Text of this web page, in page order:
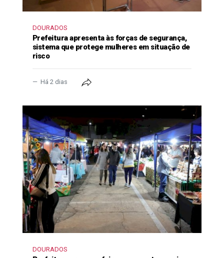
DOURADOS
Prefeitura apresenta às forças de segurança,
sistema que protege mulheres em situação de
risco
Há 2 dias
DOURADOS